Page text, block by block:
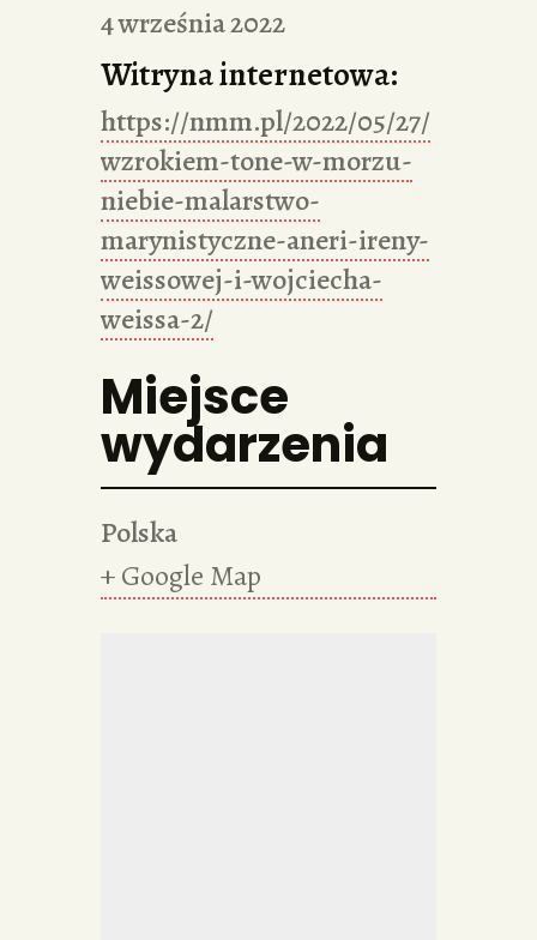
4 września 2022
Witryna internetowa:
https://nmm.pl/2022/05/27/
wzrokiem-tone-w-morzu-
niebie-malarstwo-
marynistyczne-aneri-ireny-
weissowej-i-wojciecha-
weissa-2/
Miejsce
wydarzenia
Polska
+ Google Map